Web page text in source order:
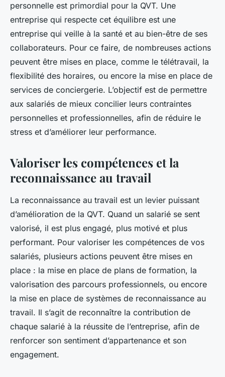
personnelle est primordial pour la QVT. Une
entreprise qui respecte cet équilibre est une
entreprise qui veille à la santé et au bien-être de ses
collaborateurs. Pour ce faire, de nombreuses actions
peuvent être mises en place, comme le télétravail, la
flexibilité des horaires, ou encore la mise en place de
services de conciergerie. L’objectif est de permettre
aux salariés de mieux concilier leurs contraintes
personnelles et professionnelles, afin de réduire le
stress et d’améliorer leur performance.
Valoriser les compétences et la
reconnaissance au travail
La reconnaissance au travail est un levier puissant
d’amélioration de la QVT. Quand un salarié se sent
valorisé, il est plus engagé, plus motivé et plus
performant. Pour valoriser les compétences de vos
salariés, plusieurs actions peuvent être mises en
place : la mise en place de plans de formation, la
valorisation des parcours professionnels, ou encore
la mise en place de systèmes de reconnaissance au
travail. Il s’agit de reconnaître la contribution de
chaque salarié à la réussite de l’entreprise, afin de
renforcer son sentiment d’appartenance et son
engagement.